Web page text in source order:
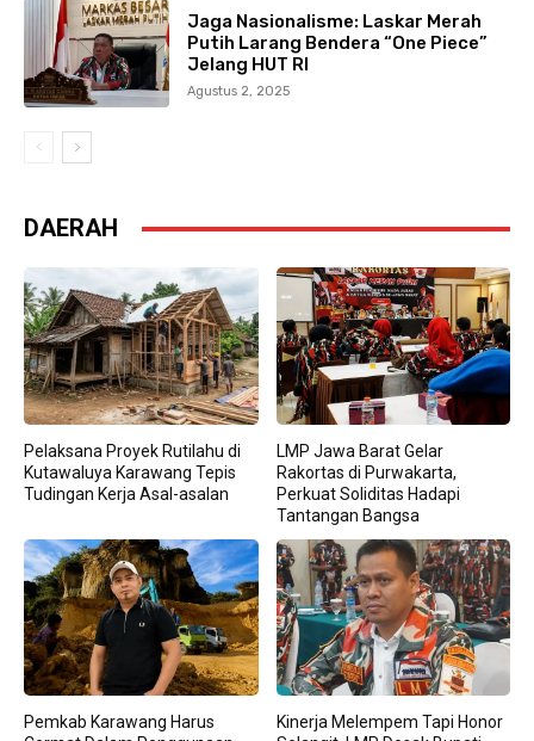
Jaga Nasionalisme: Laskar Merah
Putih Larang Bendera “One Piece”
Jelang HUT RI
Agustus 2, 2025
DAERAH
Pelaksana Proyek Rutilahu di
Kutawaluya Karawang Tepis
Tudingan Kerja Asal-asalan
LMP Jawa Barat Gelar
Rakortas di Purwakarta,
Perkuat Soliditas Hadapi
Tantangan Bangsa
Pemkab Karawang Harus
Kinerja Melempem Tapi Honor